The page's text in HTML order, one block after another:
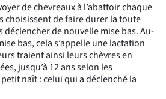
de chevreaux à l’abattoir chaque
choisissent de faire durer la toute
de nouvelle mise bas. Au-
bas, cela s’appelle une lactation
traient ainsi leurs chèvres en
jusqu’à 12 ans selon les
naît : celui qui a déclenché la